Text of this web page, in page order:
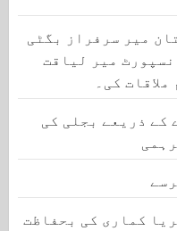
میر سرفراز بگٹی
میر لیاقت
کی۔
کے ذریعے بجلی کی
کماری کی بحفاظت